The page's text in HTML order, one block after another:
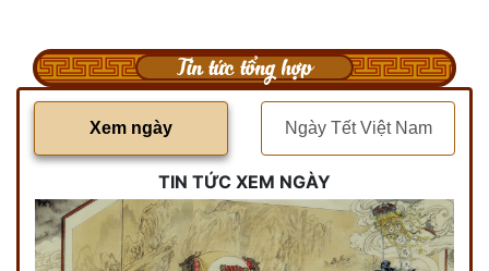
Tin tức tổng hợp
Xem ngày Ngày Tết Việt Nam
TIN TỨC XEM NGÀY